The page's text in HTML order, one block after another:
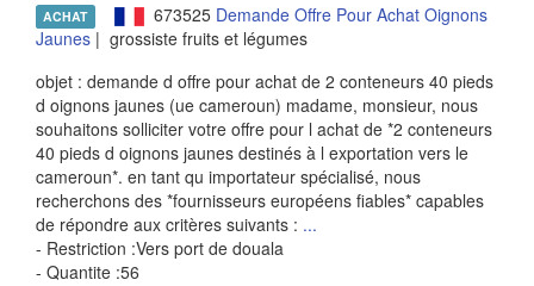
ACHAT 673525 Demande Offre Pour Achat Oignons
Jaunes | grossiste fruits et légumes
objet : demande d offre pour achat de 2 conteneurs 40 pieds
d oignons jaunes (ue cameroun) madame, monsieur, nous
souhaitons solliciter votre offre pour l achat de *2 conteneurs
40 pieds d oignons jaunes destinés à l exportation vers le
cameroun*. en tant qu importateur spécialisé, nous
recherchons des *fournisseurs européens fiables* capables
de répondre aux critères suivants : ...
- Restriction :Vers port de douala
- Quantite :56